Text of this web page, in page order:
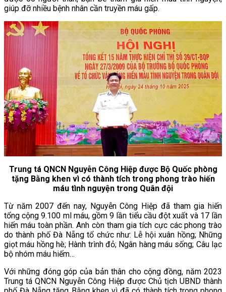
giúp đỡ nhiều bệnh nhân cần truyền máu gấp.
Trung tá QNCN Nguyễn Công Hiệp được Bộ Quốc phòng
tặng Bằng khen vì có thành tích trong phong trào hiến
máu tình nguyện trong Quân đội
Từ năm 2007 đến nay, Nguyễn Công Hiệp đã tham gia hiến
tổng cộng 9.100 ml máu, gồm 9 lần tiểu cầu đột xuất và 17 lần
hiến máu toàn phần. Anh còn tham gia tích cực các phong trào
do thành phố Đà Nẵng tổ chức như: Lễ hội xuân hồng; Những
giọt máu hồng hè; Hành trình đỏ; Ngân hàng máu sống; Câu lạc
bộ nhóm máu hiếm…
Với những đóng góp của bản thân cho cộng đồng, năm 2023
Trung tá QNCN Nguyễn Công Hiệp được Chủ tịch UBND thành